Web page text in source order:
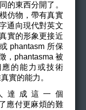
的東西分開了。
仿物，帶有真實
通向現代對英文
實的形象更接近
phantasm 所保
，phantasma 被
的能力或技術
實的能力。
成這一個
應付更麻煩的難